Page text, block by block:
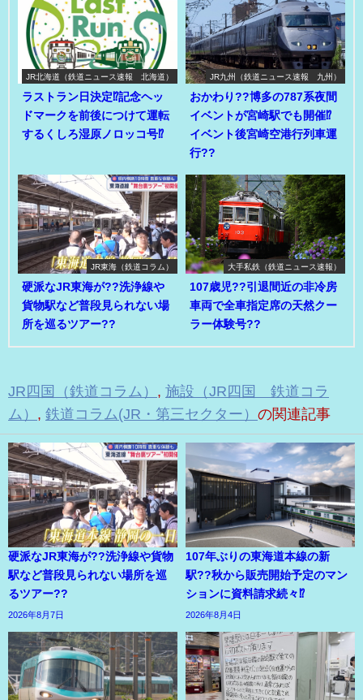
JR北海道（鉄道ニュース速報 北海道）
ラストラン日決定⁉記念ヘッ
ドマークを前後につけて運転
するくしろ湿原ノロッコ号⁉
JR九州（鉄道ニュース速報 九州）
おかわり??博多の787系夜間
イベントが宮崎駅でも開催⁉
イベント後宮崎空港行列車運
行??
JR東海（鉄道コラム）
硬派なJR東海が??洗浄線や
貨物駅など普段見られない場
所を巡るツアー??
大手私鉄（鉄道ニュース速報）
107歳児??引退間近の非冷房
車両で全車指定席の天然クー
ラー体験号??
JR四国（鉄道コラム） , 施設（JR四国 鉄道コラ
ム） , 鉄道コラム(JR・第三セクター） の関連記事
硬派なJR東海が??洗浄線や貨物
駅など普段見られない場所を巡
るツアー??
2026年8月7日
107年ぶりの東海道本線の新
駅??秋から販売開始予定のマン
ションに資料請求続々⁉
2026年8月4日